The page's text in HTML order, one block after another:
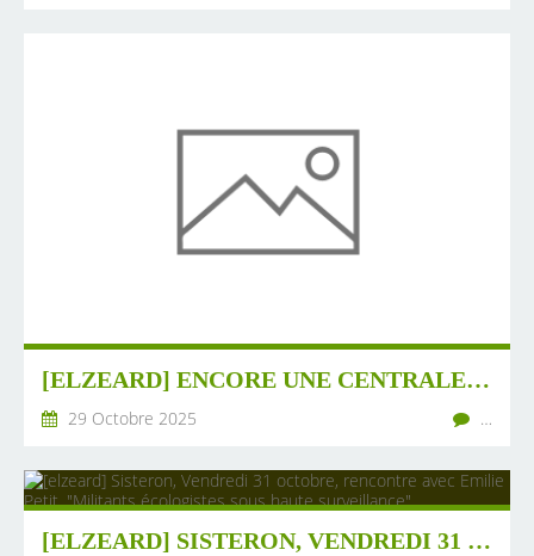
[ELZEARD] ENCORE UNE CENTRALE SOLAIRE !!!! ENQUÊTE PUBLIQUE DU 3 NOVEMBRE AU 3 DÉCEMBRE
29 Octobre 2025 …
[ELZEARD] SISTERON, VENDREDI 31 OCTOBRE, RENCONTRE AVEC EMILIE PETIT, "MILITANTS ÉCOLOGISTES SOUS HAUTE SURVEILLANCE"